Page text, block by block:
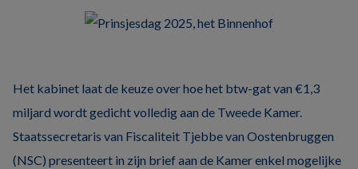
Het kabinet laat de keuze over hoe het btw-gat van €1,3
miljard wordt gedicht volledig aan de Tweede Kamer.
Staatssecretaris van Fiscaliteit Tjebbe van Oostenbruggen
(NSC) presenteert in zijn brief aan de Kamer enkel mogelijke